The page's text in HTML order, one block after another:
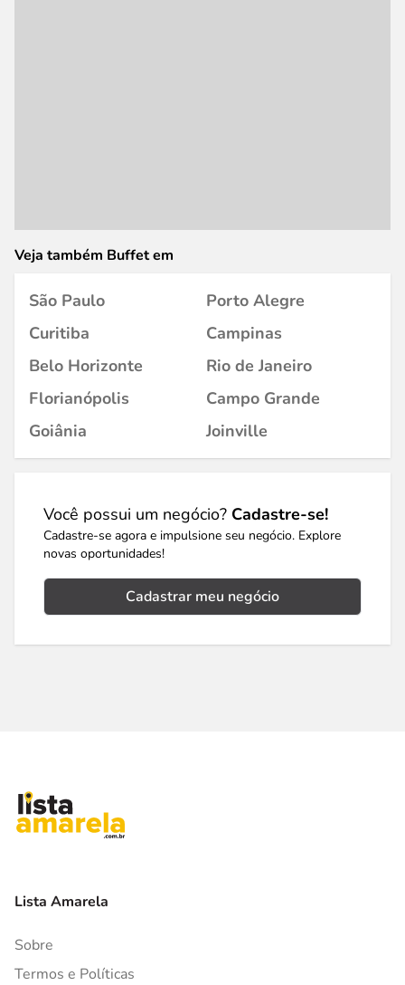
Veja também Buffet em
São Paulo
Porto Alegre
Curitiba
Campinas
Belo Horizonte
Rio de Janeiro
Florianópolis
Campo Grande
Goiânia
Joinville
Você possui um negócio? Cadastre-se!
Cadastre-se agora e impulsione seu negócio. Explore
novas oportunidades!
Cadastrar meu negócio
Lista Amarela
Sobre
Termos e Políticas